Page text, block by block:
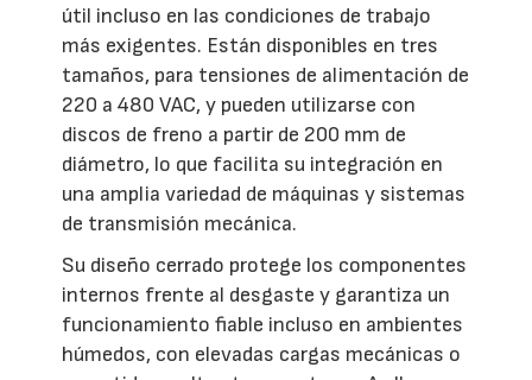
útil incluso en las condiciones de trabajo
más exigentes. Están disponibles en tres
tamaños, para tensiones de alimentación de
220 a 480 VAC, y pueden utilizarse con
discos de freno a partir de 200 mm de
diámetro, lo que facilita su integración en
una amplia variedad de máquinas y sistemas
de transmisión mecánica.
Su diseño cerrado protege los componentes
internos frente al desgaste y garantiza un
funcionamiento fiable incluso en ambientes
húmedos, con elevadas cargas mecánicas o